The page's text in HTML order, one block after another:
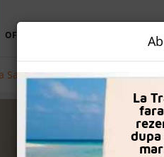
OFERTA PERSONALIZATA
Santorini Hoteluri in Fira
La